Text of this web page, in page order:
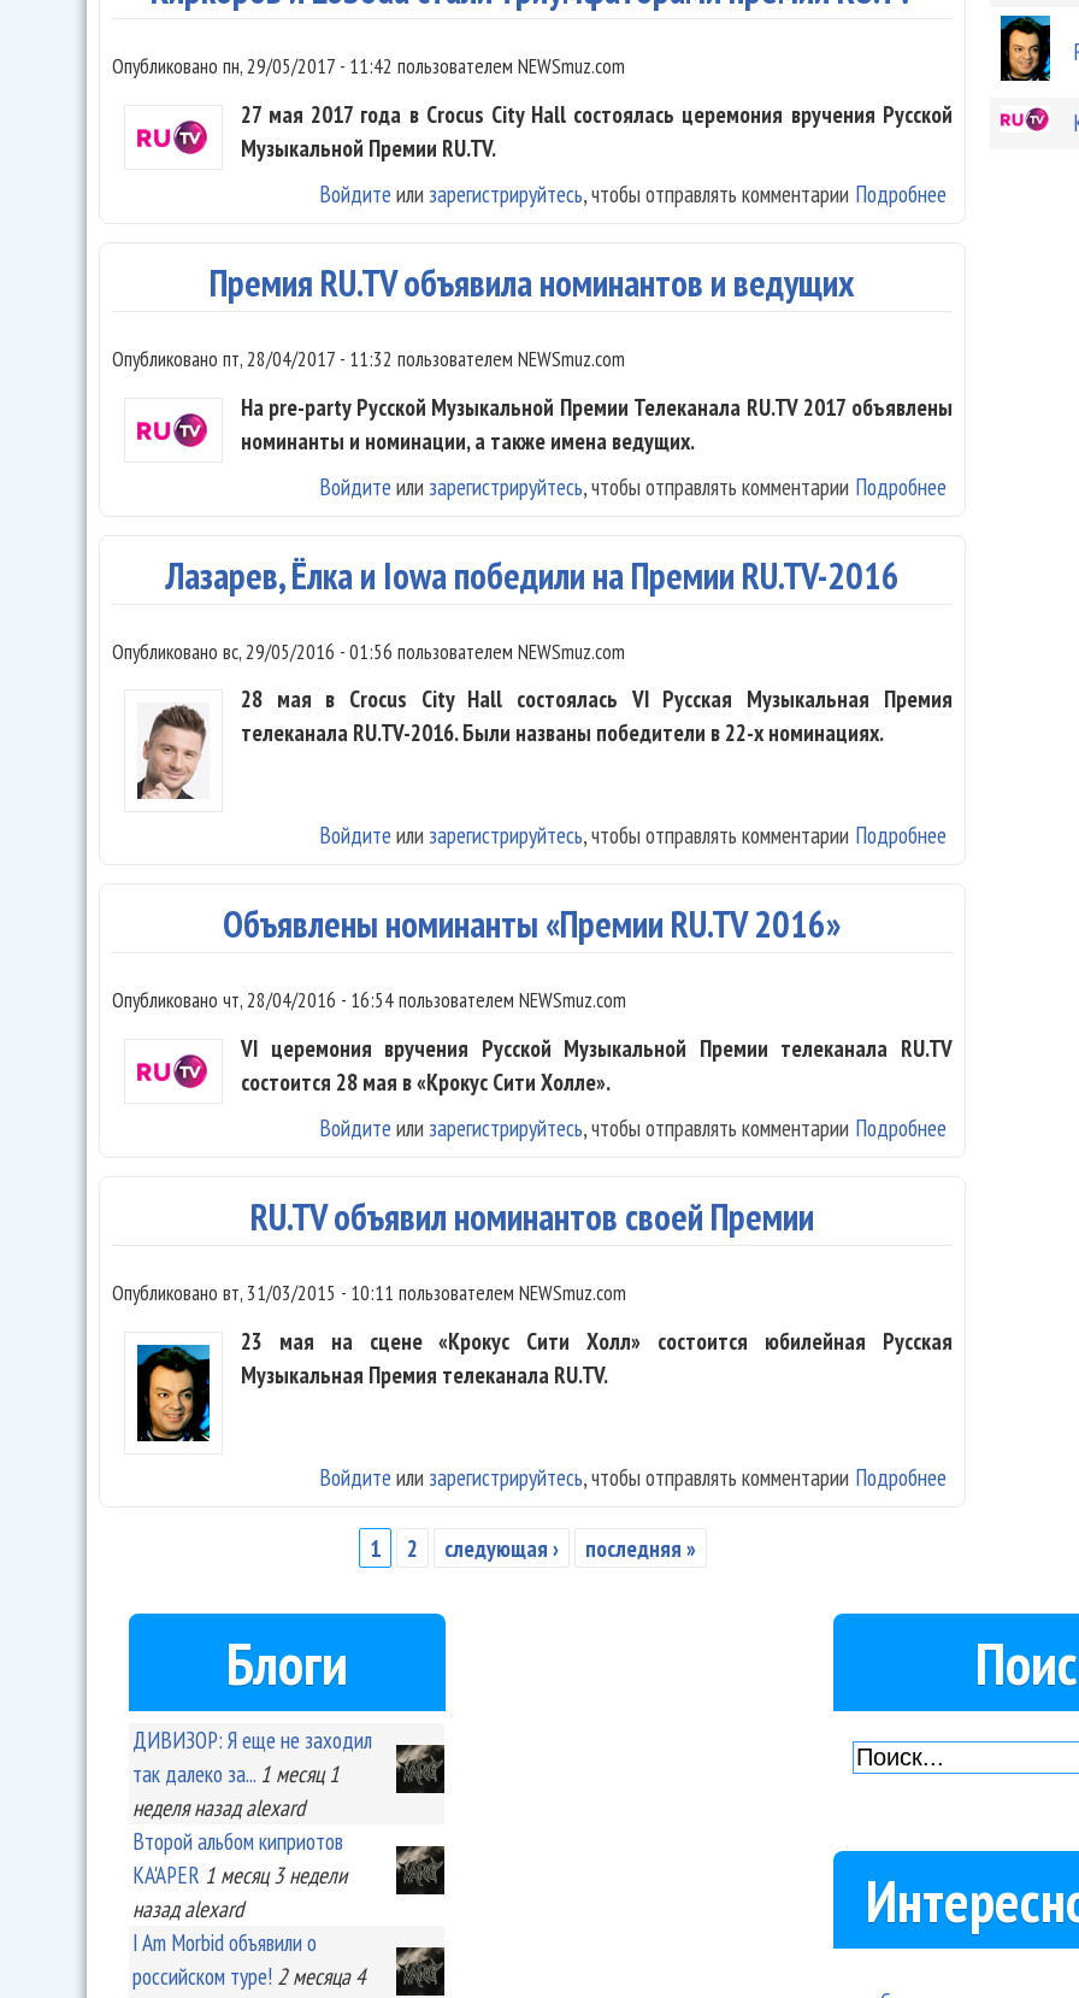
Опубликовано пн, 29/05/2017 - 11:42 пользователем NEWSmuz.com
27 мая 2017 года в Crocus City Hall состоялась церемония вручения Русской
Музыкальной Премии RU.TV.
Подробнее
Войдите или зарегистрируйтесь, чтобы отправлять комментарии
Премия RU.TV объявила номинантов и ведущих
Опубликовано пт, 28/04/2017 - 11:32 пользователем NEWSmuz.com
На pre-party Русской Музыкальной Премии Телеканала RU.TV 2017 объявлены
номинанты и номинации, а также имена ведущих.
Подробнее
Войдите или зарегистрируйтесь, чтобы отправлять комментарии
Лазарев, Ёлка и Iowa победили на Премии RU.TV-2016
Опубликовано вс, 29/05/2016 - 01:56 пользователем NEWSmuz.com
28 мая в Crocus City Hall состоялась VI Русская Музыкальная Премия
телеканала RU.TV-2016. Были названы победители в 22-х номинациях.
Подробнее
Войдите или зарегистрируйтесь, чтобы отправлять комментарии
Объявлены номинанты «Премии RU.TV 2016»
Опубликовано чт, 28/04/2016 - 16:54пользователем NEWSmuz.com
VI церемония вручения Русской Музыкальной Премии телеканала RU.TV
состоится 28 мая в «Крокус Сити Холле».
Подробнее
Войдите или зарегистрируйтесь, чтобы отправлять комментарии
RU.TV объявил номинантов своей Премии
Опубликовано вт, 31/03/2015 - 10:11 пользователем NEWSmuz.com
23 мая на сцене «Крокус Сити Холл» состоится юбилейная Русская
Музыкальная Премия телеканала RU.TV.
Подробнее
Войдите или зарегистрируйтесь, чтобы отправлять комментарии
1 2 следующая › последняя »
Блоги
ДИВИЗОР: Я еще не заходил
так далеко за... 1 месяц 1
неделяназад alexard
Второй альбом киприотов
KA'APER 1 месяц 3 недели
назад alexard
I Am Morbid объявили о
российском туре! 2 месяца 4